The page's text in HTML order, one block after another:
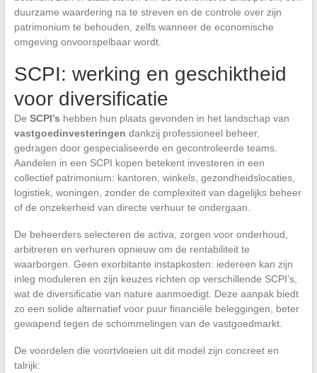
duurzame waardering na te streven en de controle over zijn
patrimonium te behouden, zelfs wanneer de economische
omgeving onvoorspelbaar wordt.
SCPI: werking en geschiktheid
voor diversificatie
De SCPI’s hebben hun plaats gevonden in het landschap van
vastgoedinvesteringen dankzij professioneel beheer,
gedragen door gespecialiseerde en gecontroleerde teams.
Aandelen in een SCPI kopen betekent investeren in een
collectief patrimonium: kantoren, winkels, gezondheidslocaties,
logistiek, woningen, zonder de complexiteit van dagelijks beheer
of de onzekerheid van directe verhuur te ondergaan.
De beheerders selecteren de activa, zorgen voor onderhoud,
arbitreren en verhuren opnieuw om de rentabiliteit te
waarborgen. Geen exorbitante instapkosten: iedereen kan zijn
inleg moduleren en zijn keuzes richten op verschillende SCPI’s,
wat de diversificatie van nature aanmoedigt. Deze aanpak biedt
zo een solide alternatief voor puur financiële beleggingen, beter
gewapend tegen de schommelingen van de vastgoedmarkt.
De voordelen die voortvloeien uit dit model zijn concreet en
talrijk: